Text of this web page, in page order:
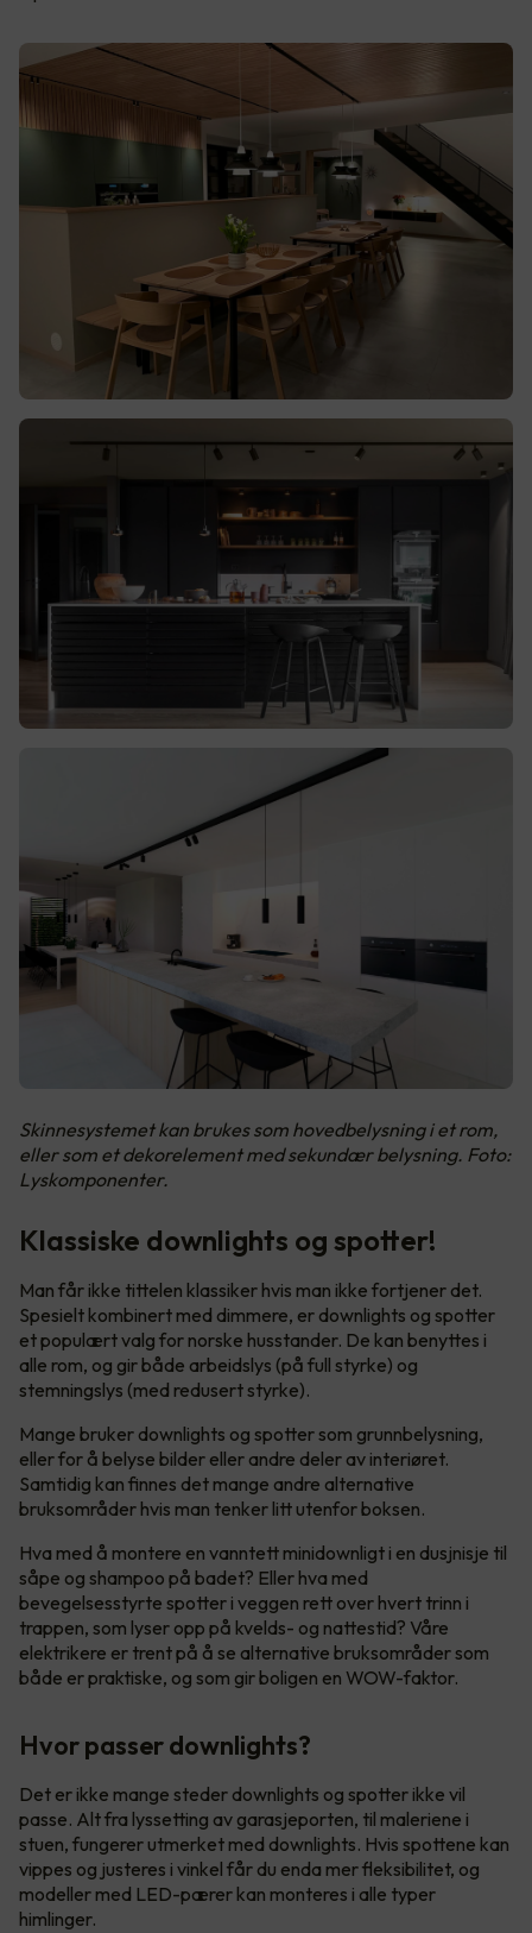
Skinnesystemet kan brukes som hovedbelysning i et rom,
eller som et dekorelement med sekundær belysning. Foto:
Lyskomponenter.
Klassiske downlights og spotter!
Man får ikke tittelen klassiker hvis man ikke fortjener det.
Spesielt kombinert med dimmere, er downlights og spotter
et populært valg for norske husstander. De kan benyttes i
alle rom, og gir både arbeidslys (på full styrke) og
stemningslys (med redusert styrke).
Mange bruker downlights og spotter som grunnbelysning,
eller for å belyse bilder eller andre deler av interiøret.
Samtidig kan finnes det mange andre alternative
bruksområder hvis man tenker litt utenfor boksen.
Hva med å montere en vanntett minidownligt i en dusjnisje til
såpe og shampoo på badet? Eller hva med
bevegelsesstyrte spotter i veggen rett over hvert trinn i
trappen, som lyser opp på kvelds- og nattestid? Våre
elektrikere er trent på å se alternative bruksområder som
både er praktiske, og som gir boligen en WOW-faktor.
Hvor passer downlights?
Det er ikke mange steder downlights og spotter ikke vil
passe. Alt fra lyssetting av garasjeporten, til maleriene i
stuen, fungerer utmerket med downlights. Hvis spottene kan
vippes og justeres i vinkel får du enda mer fleksibilitet, og
modeller med LED-pærer kan monteres i alle typer
himlinger.